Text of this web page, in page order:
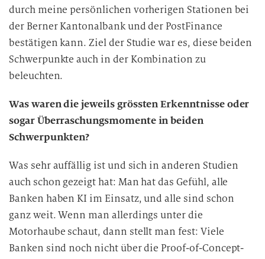
durch meine persönlichen vorherigen Stationen bei
der Berner Kantonalbank und der PostFinance
bestätigen kann. Ziel der Studie war es, diese beiden
Schwerpunkte auch in der Kombination zu
beleuchten.
Was waren die jeweils grössten Erkenntnisse oder
sogar Überraschungsmomente in beiden
Schwerpunkten?
Was sehr auffällig ist und sich in anderen Studien
auch schon gezeigt hat: Man hat das Gefühl, alle
Banken haben KI im Einsatz, und alle sind schon
ganz weit. Wenn man allerdings unter die
Motorhaube schaut, dann stellt man fest: Viele
Banken sind noch nicht über die Proof-of-Concept-